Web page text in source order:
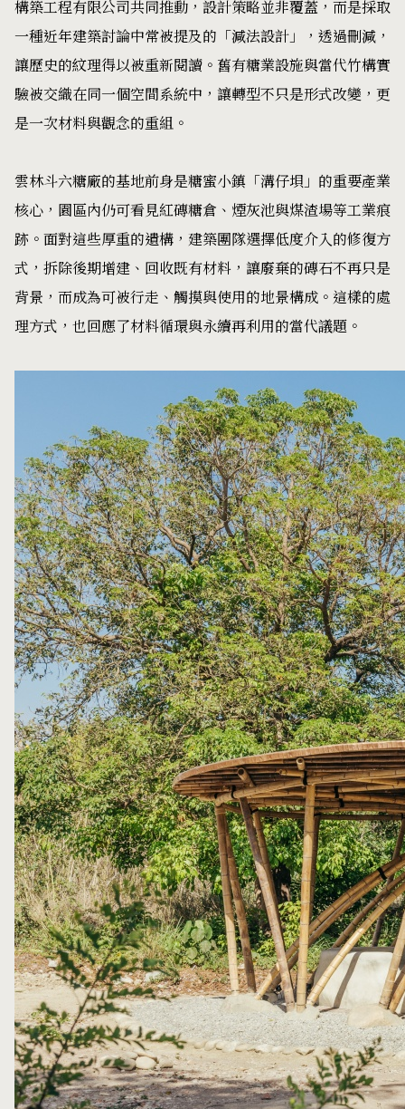
構築工程有限公司共同推動，設計策略並非覆蓋，而是採取
一種近年建築討論中常被提及的「減法設計」，透過刪減，
讓歷史的紋理得以被重新閱讀。舊有糖業設施與當代竹構實
驗被交織在同一個空間系統中，讓轉型不只是形式改變，更
是一次材料與觀念的重組。
雲林斗六糖廠的基地前身是糖蜜小鎮「溝仔垻」的重要產業
核心，園區內仍可看見紅磚糖倉、煙灰池與煤渣場等工業痕
跡。面對這些厚重的遺構，建築團隊選擇低度介入的修復方
式，拆除後期增建、回收既有材料，讓廢棄的磚石不再只是
背景，而成為可被行走、觸摸與使用的地景構成。這樣的處
理方式，也回應了材料循環與永續再利用的當代議題。